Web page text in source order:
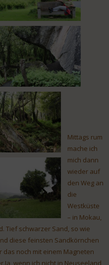
Mittags rum
mache ich
mich dann
wieder auf
den Weg an
die
Westküste
– in Mokau,
Tief schwarzer Sand, so wie
diese feinsten Sandkörnchen
das noch mit einem Magneten
wenn ich nicht in Neuseeland